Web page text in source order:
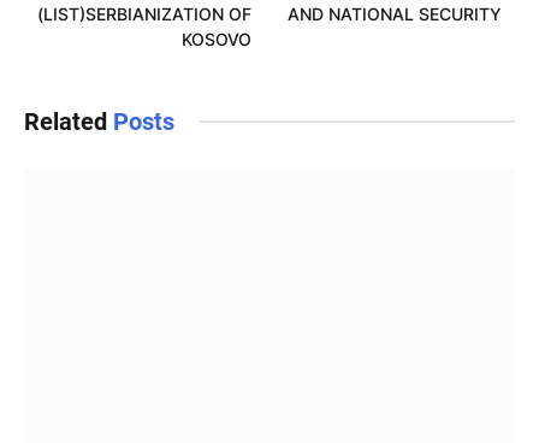
(LIST)SERBIANIZATION OF
KOSOVO
AND NATIONAL SECURITY
Related Posts